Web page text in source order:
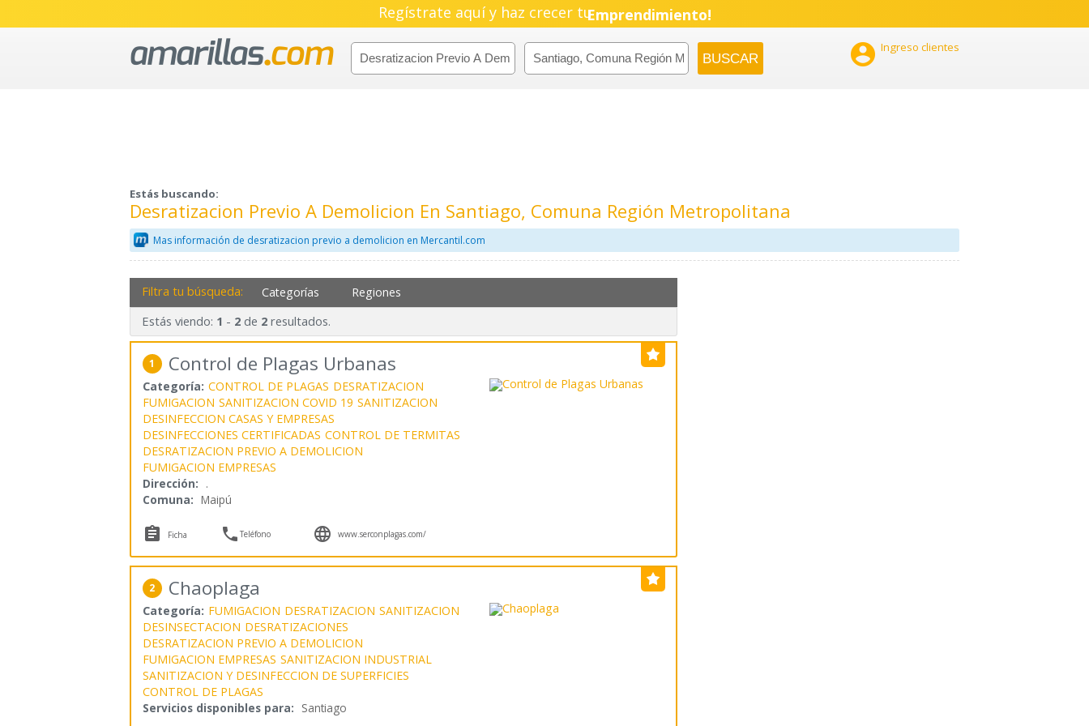
Regístrate aquí y haz crecer tuPyme!
Emprendimiento!
 Ingreso clientes
Estás buscando:
Desratizacion Previo A Demolicion En Santiago, Comuna Región Metropolitana
Mas información de desratizacion previo a demolicion en Mercantil.com
Filtra tu búsqueda: Categorías Regiones
Estás viendo: 1 - 2de 2resultados.
1 Control de Plagas Urbanas
Categoría: CONTROL DE PLAGAS DESRATIZACION
FUMIGACION SANITIZACION COVID 19 SANITIZACION
DESINFECCION CASAS Y EMPRESAS
DESINFECCIONES CERTIFICADAS CONTROL DE TERMITAS
DESRATIZACION PREVIO A DEMOLICION
FUMIGACION EMPRESAS
Dirección: .
Comuna: Maipú
 Ficha Teléfono  www.serconplagas.com/
2 Chaoplaga
Categoría: FUMIGACION DESRATIZACION SANITIZACION
DESINSECTACION DESRATIZACIONES
DESRATIZACION PREVIO A DEMOLICION
FUMIGACION EMPRESAS SANITIZACION INDUSTRIAL
SANITIZACION Y DESINFECCION DE SUPERFICIES
CONTROL DE PLAGAS
Servicios disponibles para: Santiago